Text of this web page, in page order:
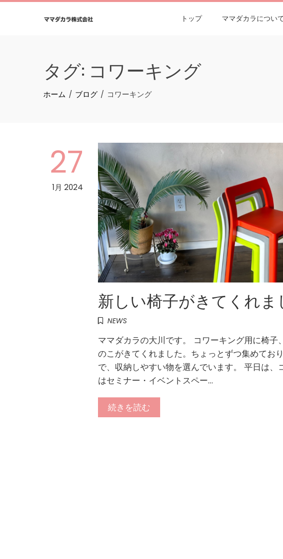
Skip
トップ ママダカラについ
タグ: コワーキング
ホーム ブログ コワーキング
27
1月 2024
新しい椅子がきてくれま
NEWS
ママダカラの大川です。 コワーキング用に椅子
のこがきてくれました。ちょっとずつ集めてお
で、収納しやすい物を選んでいます。 平日は、
はセミナー・イベントスペー…
続きを読む